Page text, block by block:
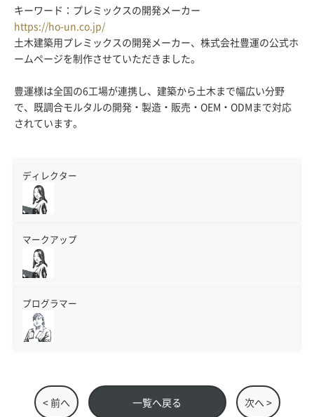
キーワード：プレミックスの開発メーカー
https://ho-un.co.jp/
土木建築用プレミックスの開発メーカー、株式会社豊運の公式ホ
ームページを制作させていただきました。
豊運様は全国の6工場が連携し、建築から土木まで幅広い分野
で、既調合モルタルの開発・製造・販売・OEM・ODMまで対応
されています。
ディレクター
マークアップ
プログラマー
< 前へ 一覧へ戻る 次へ >